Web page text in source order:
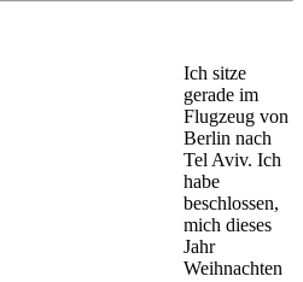
Ich sitze
gerade im
Flugzeug von
Berlin nach
Tel Aviv. Ich
habe
beschlossen,
mich dieses
Jahr
Weihnachten